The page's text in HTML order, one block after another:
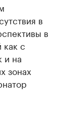
в
в
с
и на
зонах